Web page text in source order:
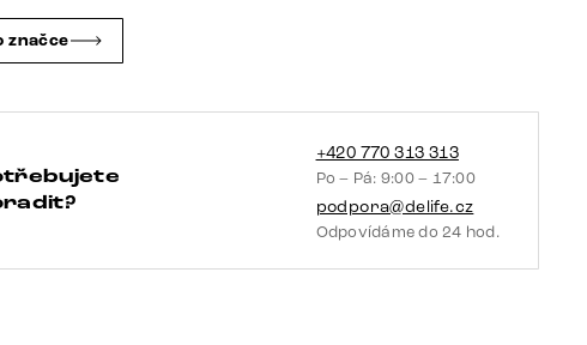
značce
+420 770 313 313
Po – Pá: 9:00 – 17:00
podpora@delife.cz
Odpovídáme do 24 hod.